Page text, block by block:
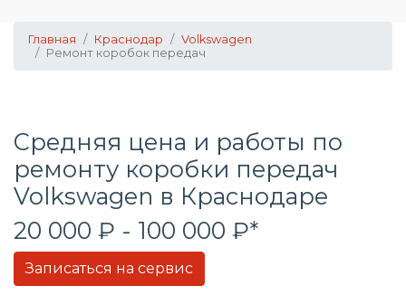
Главная Краснодар
Volkswagen
Ремонт коробок передач
Средняя цена и работы по
ремонту коробки передач
Volkswagen в Краснодаре
20 000 ₽ - 100 000 ₽*
Записаться на сервис